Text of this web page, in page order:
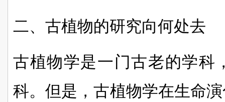
二、古植物的研究向何处去
古植物学是一门古老的学科
科。但是，古植物学在生命